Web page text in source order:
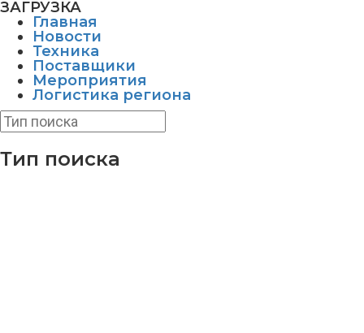
ЗАГРУЗКА
Главная
Новости
Техника
Поставщики
Мероприятия
Логистика региона
Тип поиска